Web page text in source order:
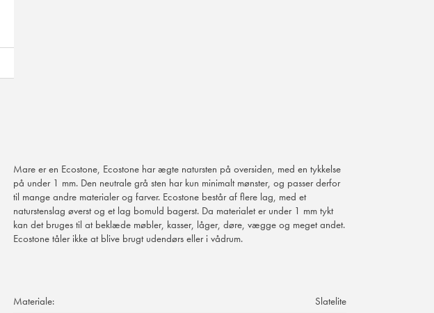
Mare er en Ecostone, Ecostone har ægte natursten på oversiden, med en tykkelse
på under 1 mm. Den neutrale grå sten har kun minimalt mønster, og passer derfor
til mange andre materialer og farver. Ecostone består af flere lag, med et
naturstenslag øverst og et lag bomuld bagerst. Da materialet er under 1 mm tykt
kan det bruges til at beklæde møbler, kasser, låger, døre, vægge og meget andet.
Ecostone tåler ikke at blive brugt udendørs eller i vådrum.
Materiale:
Slatelite